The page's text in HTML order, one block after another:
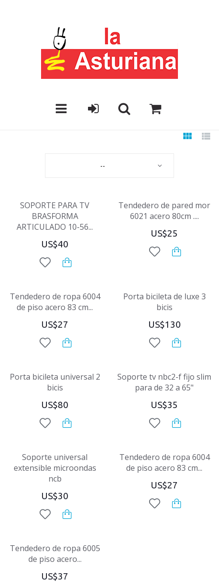
--
SOPORTE PARA TV
BRASFORMA
ARTICULADO 10-56...
US$40
Tendedero de pared mor
6021 acero 80cm ....
US$25
Tendedero de ropa 6004
de piso acero 83 cm...
US$27
Porta bicileta de luxe 3
bicis
US$130
Porta bicileta universal 2
bicis
US$80
Soporte tv nbc2-f fijo slim
para de 32 a 65"
US$35
Soporte universal
extensible microondas
ncb
US$30
Tendedero de ropa 6004
de piso acero 83 cm...
US$27
Tendedero de ropa 6005
de piso acero...
US$37